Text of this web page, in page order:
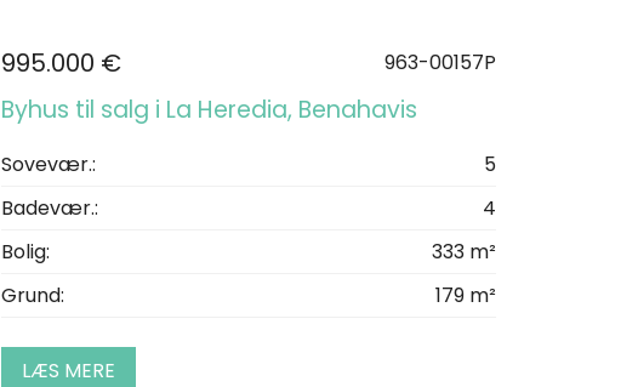
995.000 € 963-00157P
Byhus til salg i La Heredia, Benahavis
Sovevær.:
5
Badevær.:
4
Bolig:
333 m²
Grund:
179 m²
LÆS MERE